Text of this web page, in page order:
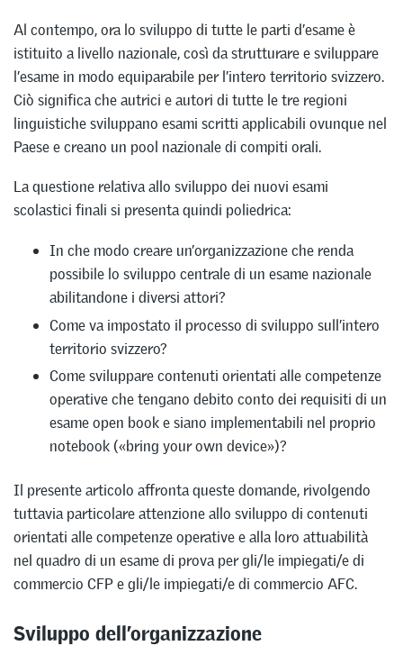
Al contempo, ora lo sviluppo di tutte le parti d’esame è
istituito a livello nazionale, così da strutturare e sviluppare
l’esame in modo equiparabile per l’intero territorio svizzero.
Ciò significa che autrici e autori di tutte le tre regioni
linguistiche sviluppano esami scritti applicabili ovunque nel
Paese e creano un pool nazionale di compiti orali.
La questione relativa allo sviluppo dei nuovi esami
scolastici finali si presenta quindi poliedrica:
In che modo creare un’organizzazione che renda
possibile lo sviluppo centrale di un esame nazionale
abilitandone i diversi attori?
Come va impostato il processo di sviluppo sull’intero
territorio svizzero?
Come sviluppare contenuti orientati alle competenze
operative che tengano debito conto dei requisiti di un
esame open book e siano implementabili nel proprio
notebook («bring your own device»)?
Il presente articolo affronta queste domande, rivolgendo
tuttavia particolare attenzione allo sviluppo di contenuti
orientati alle competenze operative e alla loro attuabilità
nel quadro di un esame di prova per gli/le impiegati/e di
commercio CFP e gli/le impiegati/e di commercio AFC.
Sviluppo dell’organizzazione